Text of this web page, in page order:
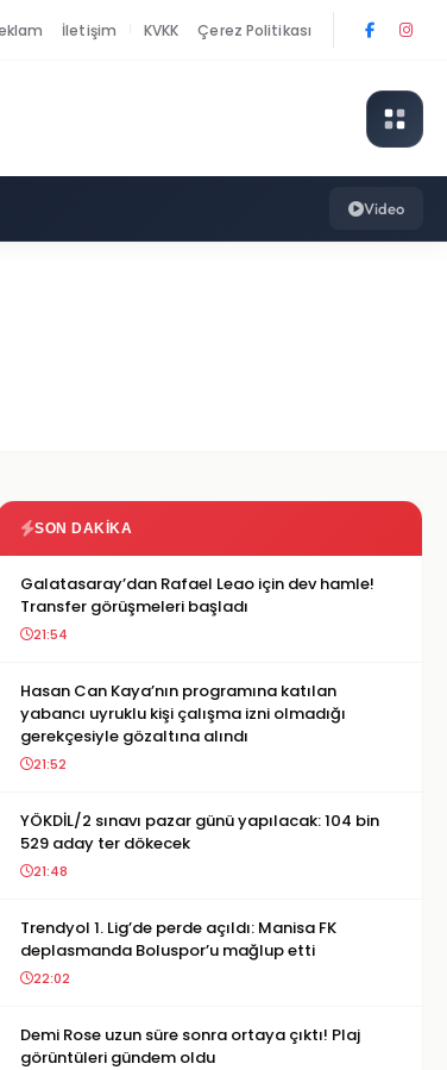
İletişim KVKK Çerez Politikası
Video
SON DAKIKA
Galatasaray’dan Rafael Leao için dev hamle!
Transfer görüşmeleri başladı
21:54
Hasan Can Kaya’nın programına katılan
yabancı uyruklu kişi çalışma izni olmadığı
gerekçesiyle gözaltına alındı
21:52
YÖKDİL/2 sınavı pazar günü yapılacak: 104 bin
529 aday ter dökecek
21:48
Trendyol 1. Lig’de perde açıldı: Manisa FK
deplasmanda Boluspor’u mağlup etti
22:02
Demi Rose uzun süre sonra ortaya çıktı! Plaj
görüntüleri gündem oldu